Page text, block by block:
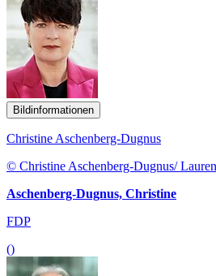
Bildinformationen
Christine Aschenberg-Dugnus
© Christine Aschenberg-Dugnus/
Aschenberg-Dugnus, Christine
FDP
()